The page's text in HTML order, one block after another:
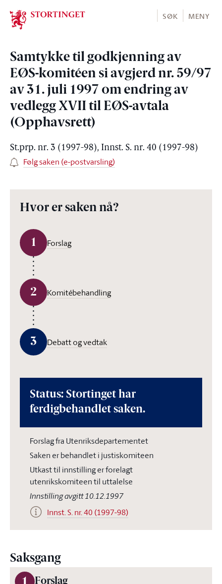
Stortinget.no
SØK MENY
Samtykke til godkjenning av
EØS-komitéen si avgjerd nr. 59/97
av 31. juli 1997 om endring av
vedlegg XVII til EØS-avtala
(Opphavsrett)
St.prp. nr. 3 (1997-98), Innst. S. nr. 40 (1997-98)
Følg saken (e-postvarsling)
Hvor er saken nå?
1 Forslag
2 Komitébehandling
3 Debatt og vedtak
Status: Stortinget har
ferdigbehandlet saken.
Forslag fra Utenriksdepartementet
Saken er behandlet i justiskomiteen
Utkast til innstilling er forelagt
utenrikskomiteen til uttalelse
Innstilling avgitt 10.12.1997
Innst. S. nr. 40 (1997-98)
Saksgang
Forslag